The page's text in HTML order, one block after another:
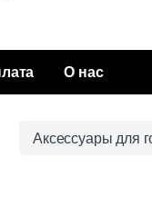
О нас
Аксессуары для